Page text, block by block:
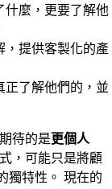
什麼，更要了解他
，提供客製化的產
正了解他們的，並
待的是更個人
，可能只是將顧
獨特性。 現在的